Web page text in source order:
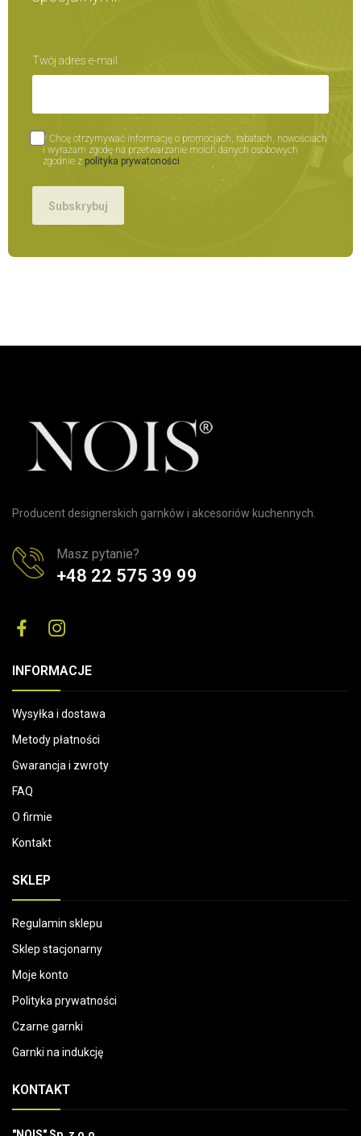
Twój adres e-mail
* Chcę otrzymywać informację o promocjach, rabatach, nowościach
i wyrażam zgodę na przetwarzanie moich danych osobowych
zgodnie z polityka prywatoności
Subskrybuj
Producent designerskich garnków i akcesoriów kuchennych.
Masz pytanie?
+48 22 575 39 99
INFORMACJE
Wysyłka i dostawa
Metody płatności
Gwarancja i zwroty
FAQ
O firmie
Kontakt
SKLEP
Regulamin sklepu
Sklep stacjonarny
Moje konto
Polityka prywatności
Czarne garnki
Garnki na indukcję
KONTAKT